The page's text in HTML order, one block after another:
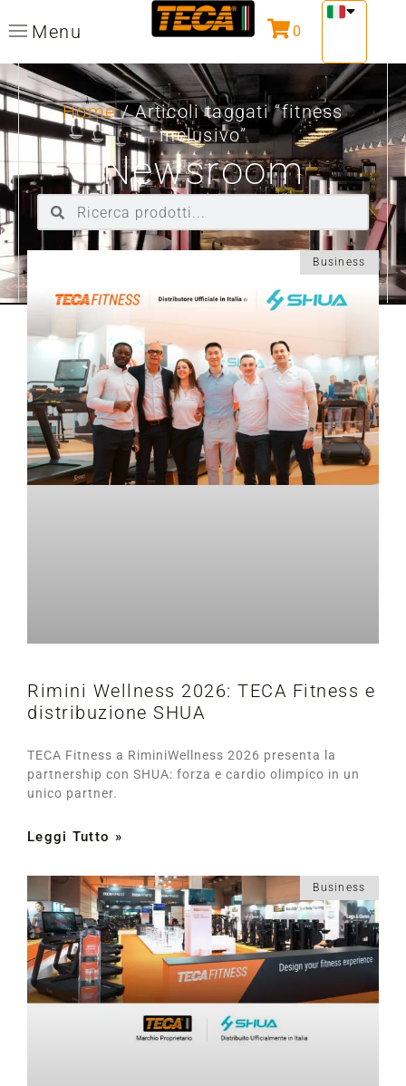
Menu 0
Home/ Articoli taggati “fitness
inclusivo”
Newsroom
Business
Rimini Wellness 2026: TECA Fitness e
distribuzione SHUA
TECA Fitness a RiminiWellness 2026 presenta la
partnership con SHUA: forza e cardio olimpico in un
unico partner.
Leggi Tutto »
Business